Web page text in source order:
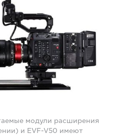
модули расширения
и EVF-V50 имеют